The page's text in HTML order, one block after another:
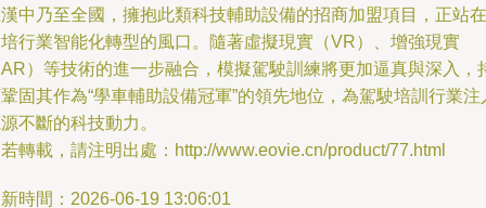
中乃至全國，擁抱此類科技輔助設備的招商加盟項目，正站在
行業智能化轉型的風口。隨著虛擬現實（VR）、增強現實
）等技術的進一步融合，模擬駕駛訓練將更加逼真與深入，
固其作為“學車輔助設備冠軍”的領先地位，為駕駛培訓行業注
不斷的科技動力。
轉載，請注明出處：http://www.eovie.cn/product/77.html
時間：2026-06-19 13:06:01